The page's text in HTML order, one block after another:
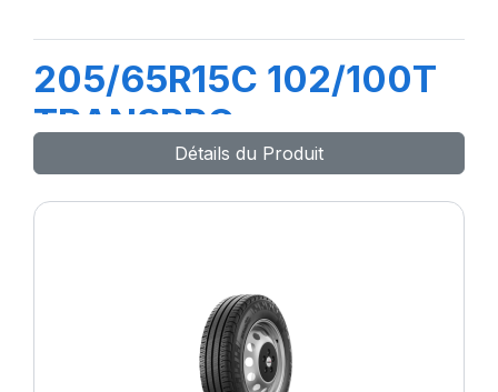
205/65R15C 102/100T
TRANSPRO
Détails du Produit